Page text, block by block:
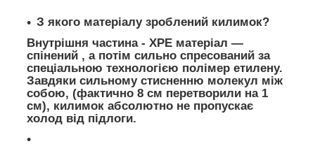
З якого матеріалу зроблений килимок?
Внутрішня частина - XPE матеріал —
спінений , а потім сильно спресований за
спеціальною технологією полімер етилену.
Завдяки сильному стисненню молекул між
собою, (фактично 8 см перетворили на 1
см), килимок абсолютно не пропускає
холод від підлоги.